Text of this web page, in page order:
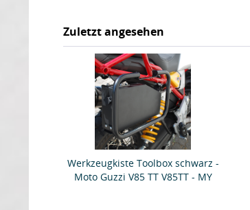
Zuletzt angesehen
Werkzeugkiste Toolbox schwarz -
Moto Guzzi V85 TT V85TT - MY